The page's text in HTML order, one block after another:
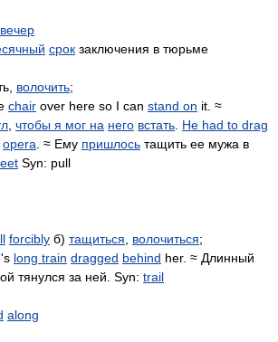
вечер
срок заключения в тюрьме
волочить;
chair over here so I can stand on it. ≈
чтобы я мог на него встать He had to drag
opera . ≈ Ему пришлось тащить ее мужа в
Syn: pull
forcibly б) тащиться волочиться;
long train dragged behind her. ≈ Длинный
тянулся за ней. Syn: trail
along